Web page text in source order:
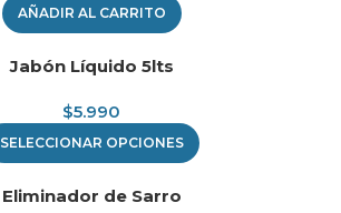
AÑADIR AL CARRITO
Jabón Líquido 5lts
$5.990
SELECCIONAR OPCIONES
Eliminador de Sarro